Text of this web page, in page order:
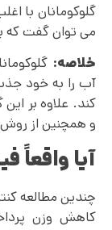
گلوکومانان با
می توان گفت که
خلاصه:
آب را به خود
کند. علاوه بر
و همچنین از
آیا واقعاً
چندین مطالعه
کاهش وزن